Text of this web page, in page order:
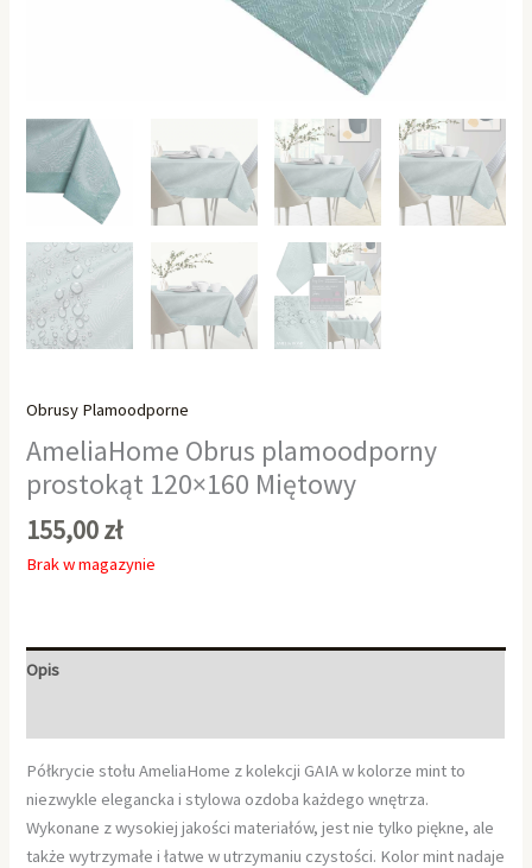
Obrusy Plamoodporne
AmeliaHome Obrus plamoodporny
prostokąt 120×160 Miętowy
155,00zł
Brak w magazynie
Opis
Półkrycie stołu AmeliaHome z kolekcji GAIA w kolorze mint to
niezwykle elegancka i stylowa ozdoba każdego wnętrza.
Wykonane z wysokiej jakości materiałów, jest nie tylko piękne, ale
także wytrzymałe i łatwe w utrzymaniu czystości. Kolor mint nadaje